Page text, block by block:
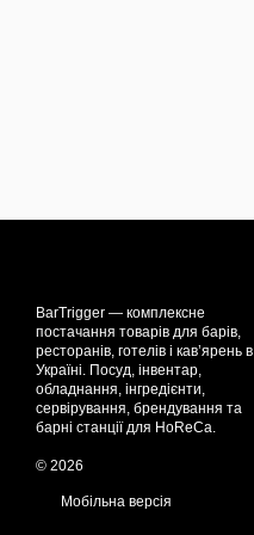
BarTrigger — комплексне
постачання товарів для барів,
ресторанів, готелів і кав’ярень в
Україні. Посуд, інвентар,
обладнання, інгредієнти,
сервірування, брендування та
барні станції для HoReCa.
© 2026
Мобільна версія